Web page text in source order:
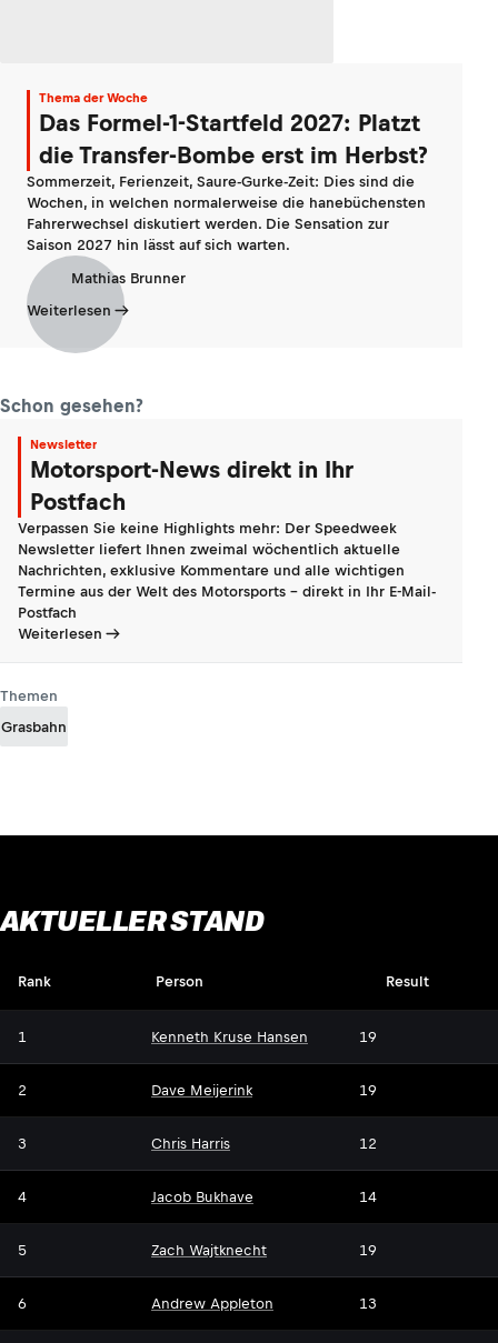
Thema der Woche
Das Formel-1-Startfeld 2027: Platzt
die Transfer-Bombe erst im Herbst?
Sommerzeit, Ferienzeit, Saure-Gurke-Zeit: Dies sind die
Wochen, in welchen normalerweise die hanebüchensten
Fahrerwechsel diskutiert werden. Die Sensation zur
Saison 2027 hin lässt auf sich warten.
Mathias Brunner
Weiterlesen
Schon gesehen?
Newsletter
Motorsport-News direkt in Ihr
Postfach
Verpassen Sie keine Highlights mehr: Der Speedweek
Newsletter liefert Ihnen zweimal wöchentlich aktuelle
Nachrichten, exklusive Kommentare und alle wichtigen
Termine aus der Welt des Motorsports - direkt in Ihr E-Mail-
Postfach
Weiterlesen
Themen
Grasbahn
AKTUELLER STAND
Rank Person Result
1 Kenneth Kruse Hansen 19
2 Dave Meijerink 19
3 Chris Harris 12
4 Jacob Bukhave 14
5 Zach Wajtknecht 19
6 Andrew Appleton 13